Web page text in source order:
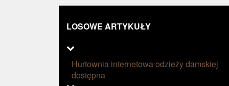
LOSOWE ARTYKUŁY
Hurtownia internetowa odzieży damskiej
dostępna